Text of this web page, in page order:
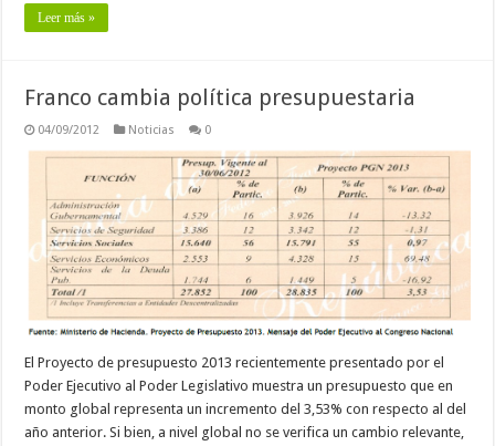
Leer más »
Franco cambia política presupuestaria
04/09/2012 Noticias 0
El Proyecto de presupuesto 2013 recientemente presentado por el
Poder Ejecutivo al Poder Legislativo muestra un presupuesto que en
monto global representa un incremento del 3,53% con respecto al del
año anterior. Si bien, a nivel global no se verifica un cambio relevante,